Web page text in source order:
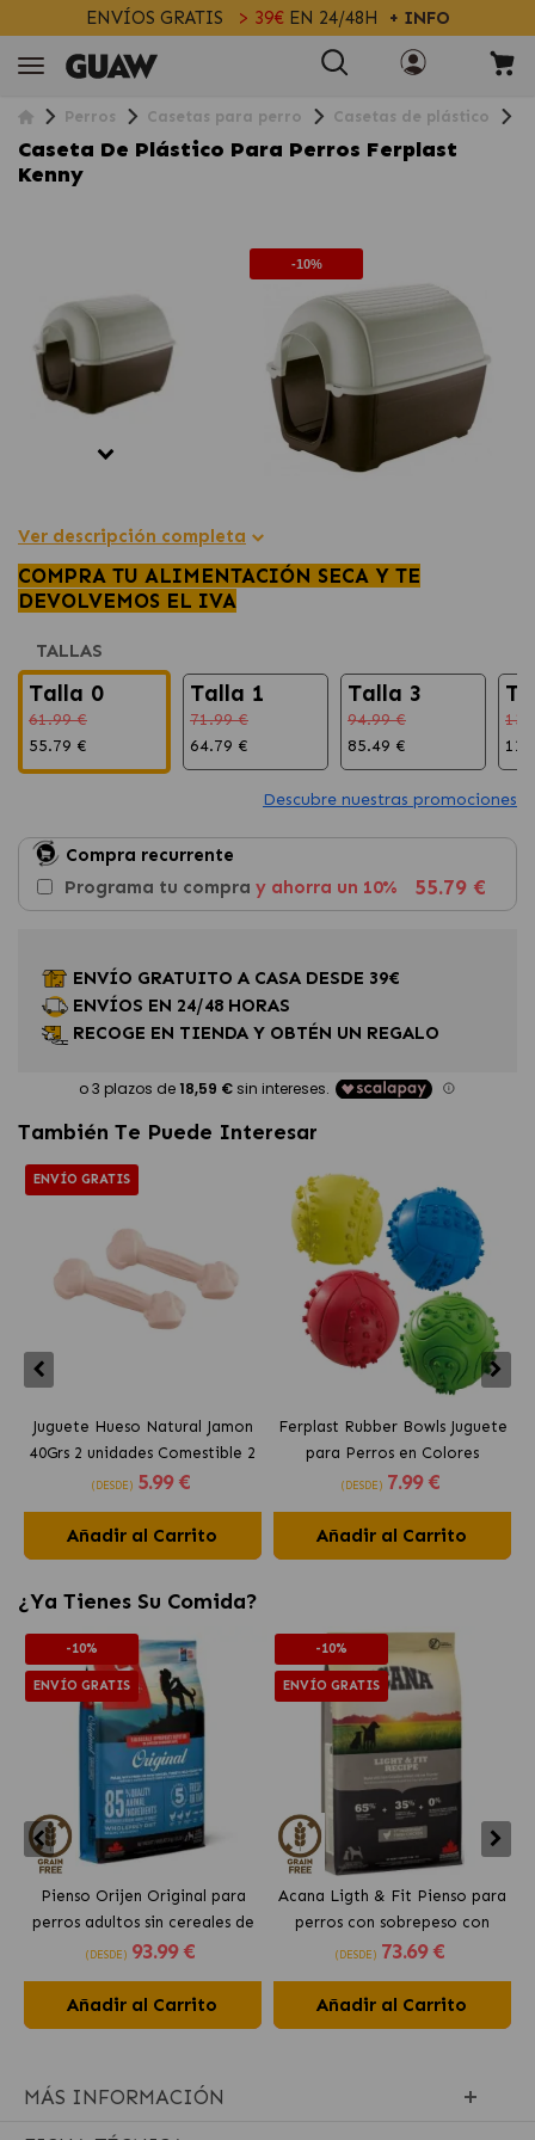
ENVÍOS GRATIS > 39€EN 24/48H + INFO
Perros Casetas para perro Casetas de plástico
Caseta De Plástico Para Perros Ferplast
Kenny
-10%
Ver descripción completa
COMPRA TU ALIMENTACIÓN SECA Y TE
DEVOLVEMOS EL IVA
TALLAS
Talla 0
61.99 €
55.79 €
Talla 1
71.99 €
64.79 €
Talla 3
94.99 €
85.49 €
Descubre nuestras promociones
Compra recurrente
Programa tu compra y ahorra un 10% 55.79 €
ENVÍO GRATUITO A CASA DESDE 39€
ENVÍOS EN 24/48 HORAS
RECOGE EN TIENDA Y OBTÉN UN REGALO
También Te Puede Interesar
ENVÍO GRATIS
Juguete Hueso Natural Jamon
40Grs 2 unidades Comestible 2
unidades Ferplast
(DESDE) 5.99 €
Añadir al Carrito
Ferplast Rubber Bowls Juguete
para Perros en Colores
Surtidos
(DESDE) 7.99 €
Añadir al Carrito
¿Ya Tienes Su Comida?
-10%
ENVÍO GRATIS
Pienso Orijen Original para
perros adultos sin cereales de
pollo
(DESDE) 93.99 €
Añadir al Carrito
-10%
ENVÍO GRATIS
Acana Ligth & Fit Pienso para
perros con sobrepeso con
pollo fresco
(DESDE) 73.69 €
Añadir al Carrito
MÁS INFORMACIÓN